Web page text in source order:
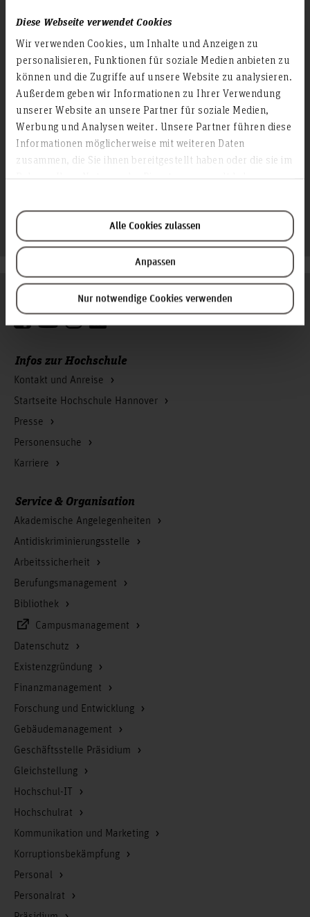
Diese Webseite verwendet Cookies
Wir verwenden Cookies, um Inhalte und Anzeigen zu
personalisieren, Funktionen für soziale Medien anbieten zu
können und die Zugriffe auf unsere Website zu analysieren.
Außerdem geben wir Informationen zu Ihrer Verwendung
unserer Website an unsere Partner für soziale Medien,
Werbung und Analysen weiter. Unsere Partner führen diese
Informationen möglicherweise mit weiteren Daten
zusammen, die Sie ihnen bereitgestellt haben oder die sie im
Alle Cookies zulassen
Anpassen
Nur notwendige Cookies verwenden
Arbeitsschwerpunkte
Sozial- und Kommunalpolitik
Partizipation und bürgerschaftliches Engagement
Menschenhandel
Gender und Diversität
Politikwissenschaft
Zum Seitenanfang
Infos zur Hochschule
Kontakt und Anreise
Startseite Hochschule Hannover
Presse
Personensuche
Karriere
Folgen Sie uns
Service & Organisation
Akademische Angelegenheiten
Antidiskriminierungsstelle
Arbeitssicherheit
Berufungsmanagement
Bibliothek
Campusmanagement
Datenschutz
Existenzgründung
Finanzmanagement
Forschung und Entwicklung
Gebäudemanagement
Geschäftsstelle Präsidium
Gleichstellung
Hochschul-IT
Hochschulrat
Kommunikation und Marketing
Korruptionsbekämpfung
Personal
Personalrat